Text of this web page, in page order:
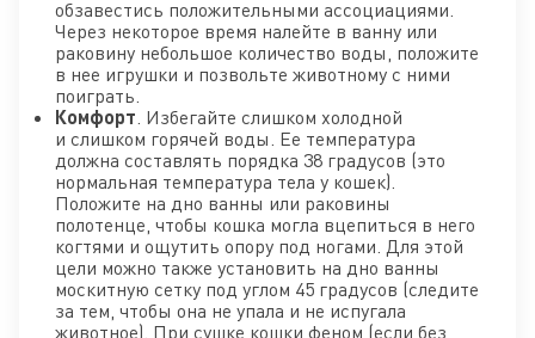
обзавестись положительными ассоциациями.
Через некоторое время налейте в ванну или
раковину небольшое количество воды, положите
в нее игрушки и позвольте животному с ними
поиграть.
Комфорт . Избегайте слишком холодной
и слишком горячей воды. Ее температура
должна составлять порядка 38 градусов (это
нормальная температура тела у кошек).
Положите на дно ванны или раковины
полотенце, чтобы кошка могла вцепиться в него
когтями и ощутить опору под ногами. Для этой
цели можно также установить на дно ванны
москитную сетку под углом 45 градусов (следите
за тем, чтобы она не упала и не испугала
животное). При сушке кошки феном (если без